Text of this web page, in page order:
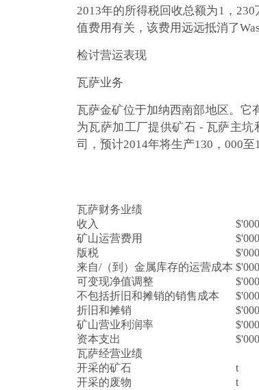
2013年的所得税回收总额为1，
值费用有关，该费用远远抵消了
检讨营运表现
瓦萨业务
瓦萨金矿位于加纳西南部地区。它
为瓦萨加工厂提供矿石 - 瓦萨主坑
司，预计2014年将生产130，000至
瓦萨财务业绩
收入
$'000
矿山运营费用
$'000
版税
$'000
来自/（到）金属库存的运营成本 $'000
可变现净值调整
$'000
不包括折旧和摊销的销售成本
$'000
折旧和摊销
$'000
矿山营业利润率
$'000
资本支出
$'000
瓦萨经营业绩
开采的矿石
t
开采的废物
t